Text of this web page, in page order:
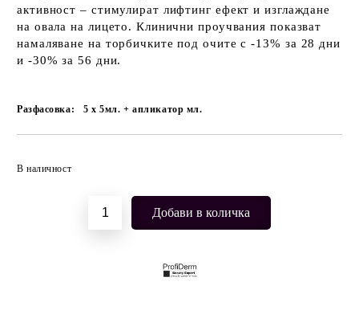
активност – стимулират лифтинг ефект и изглаждане
на овала на лицето. Клинични проучвания показват
намаляване на торбичките под очите с-13% за 28 дни
и -30% за 56 дни.
Разфасовка: 5 х 5мл. + апликатор мл.
В наличност